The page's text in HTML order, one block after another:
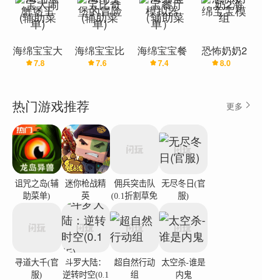
海绵宝宝大
闹蟹堡王
7.8
海绵宝宝比
奇堡的冒险
7.6
海绵宝宝餐
厅模拟器
7.4
恐怖奶奶2
海绵宝宝模
8.0
热门游戏推荐 更多
诅咒之岛(辅
助菜单)
迷你枪战精
英
佣兵突击队
(0.1折割草免
无尽冬日(官
服)
寻道大千(官
服)
斗罗大陆：
逆转时空(0.1
超自然行动
组
太空杀-谁是
内鬼